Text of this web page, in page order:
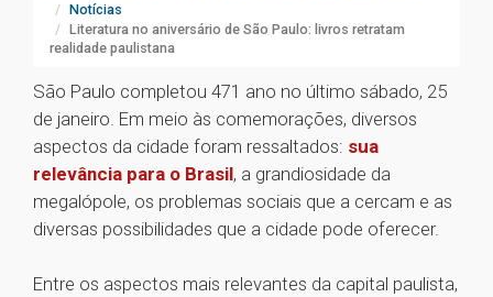
Notícias
Literatura no aniversário de São Paulo: livros retratam
realidade paulistana
São Paulo completou 471 ano no último sábado, 25
de janeiro. Em meio às comemorações, diversos
aspectos da cidade foram ressaltados: sua
relevância para o Brasil, a grandiosidade da
megalópole, os problemas sociais que a cercam e as
diversas possibilidades que a cidade pode oferecer.
Entre os aspectos mais relevantes da capital paulista,